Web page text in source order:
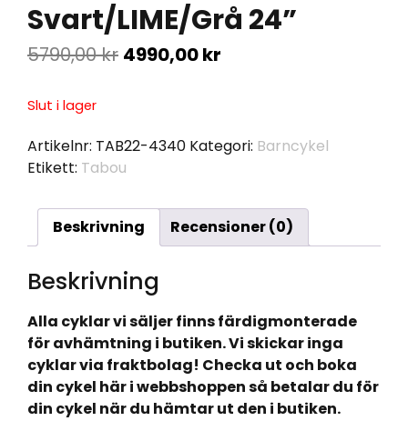
Svart/LIME/Grå 24”
5790,00kr 4990,00kr
Slut i lager
Artikelnr: TAB22-4340 Kategori: Barncykel
Etikett: Tabou
Beskrivning Recensioner (0)
Beskrivning
Alla cyklar vi säljer finns färdigmonterade
för avhämtning i butiken. Vi skickar inga
cyklar via fraktbolag! Checka ut och boka
din cykel här i webbshoppen så betalar du för
din cykel när du hämtar ut den i butiken.